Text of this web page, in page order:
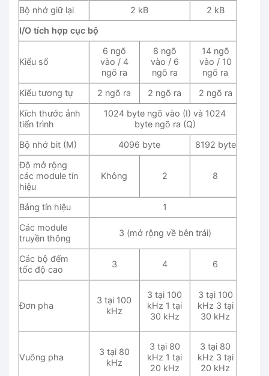
Bộ nhớ giữ lại
2 kB
2 kB
I/O tích hợp cục bộ
Kiểu số
6 ngõ
vào / 4
ngõ ra
8 ngõ
vào / 6
ngõ ra
14 ngõ
vào / 10
ngõ ra
Kiểu tương tự
2 ngõ ra 2 ngõ ra
2 ngõ ra
Kích thước ảnh
tiến trình
1024 byte ngõ vào (I) và 1024
byte ngõ ra (Q)
Bộ nhớ bit (M)
4096 byte
8192 byte
Độ mở rộng
các module tín
hiệu
Không 2 8
Bảng tín hiệu
1
Các module
truyền thông
3 (mở rộng về bên trái)
Các bộ đếm
tốc độ cao
3 4 6
Đơn pha
3 tại 100
kHz
3 tại 100
kHz 1 tại
30 kHz
3 tại 100
kHz 3 tại
30 kHz
Vuông pha
3 tại 80
kHz
3 tại 80
kHz 1 tại
20 kHz
3 tại 80
kHz 3 tại
20 kHz